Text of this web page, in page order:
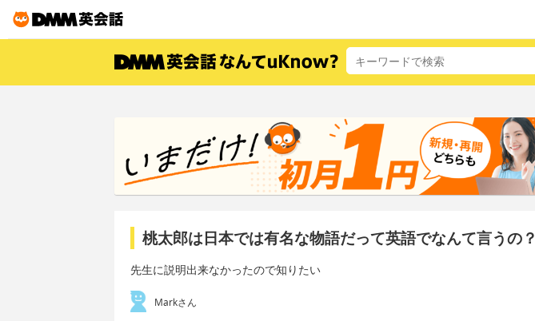
桃太郎は日本では有名な物語だって英語でなんて言うの？
先生に説明出来なかったので知りたい
Markさん